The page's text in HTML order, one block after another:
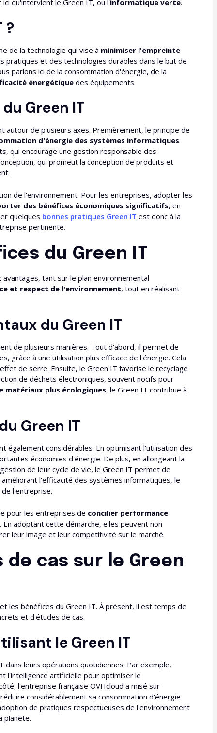
qu'intervient le Green IT, ou l'informatique verte.
?
de la technologie qui vise à minimiser l'empreinte
pratiques et des technologies durables dans le but de
parlons ici de la consommation d'énergie, de la
énergétique des équipements.
Green IT
autour de plusieurs axes. Premièrement, le principe de
d'énergie des systèmes informatiques.
qui encourage une gestion responsable des
qui promeut la conception de produits et
de l'environnement. Pour les entreprises, adopter les
des bénéfices économiques significatifs, en
quelques bonnes pratiques Green IT est donc à la
pertinente.
du Green IT
tant sur le plan environnemental
et respect de l'environnement, tout en réalisant
du Green IT
de plusieurs manières. Tout d'abord, il permet de
grâce à une utilisation plus efficace de l'énergie. Cela
de serre. Ensuite, le Green IT favorise le recyclage
de déchets électroniques, souvent nocifs pour
matériaux plus écologiques, le Green IT contribue à
Green IT
également considérables. En optimisant l'utilisation des
économies d'énergie. De plus, en allongeant la
de leur cycle de vie, le Green IT permet de
l'efficacité des systèmes informatiques, le
l'entreprise.
pour les entreprises de concilier performance
. En adoptant cette démarche, elles peuvent non
leur image et leur compétitivité sur le marché.
cas sur le Green
les bénéfices du Green IT. À présent, il est temps de
et d'études de cas.
le Green IT
leurs opérations quotidiennes. Par exemple,
l'intelligence artificielle pour optimiser le
l'entreprise française OVHcloud a misé sur
considérablement sa consommation d'énergie.
de pratiques respectueuses de l'environnement
planète.